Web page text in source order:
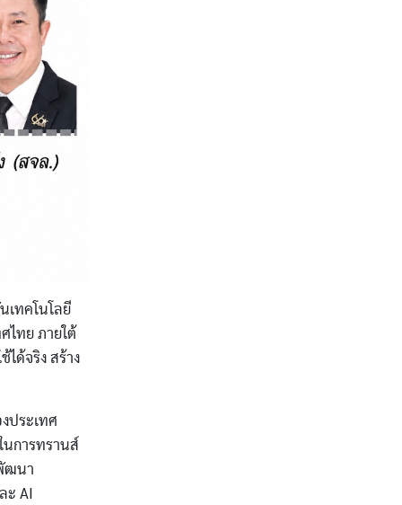
เทคโนโลยี
ไทย ภายใต้
ได้จริง สร้าง
ประเทศ
นการทรานส์
ฒนา
AI